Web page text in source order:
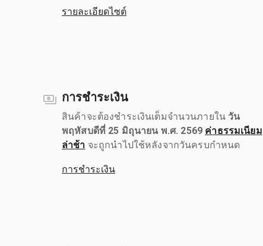
รายละเอียดไซต์
การชำระเงิน
สินค้าจะต้องชำระเงินเต็มจำนวนภายใน วัน
พฤหัสบดีที่ 25 มิถุนายน พ.ศ. 2569 ค่าธรรมเนียม
ล่าช้า จะถูกนำไปใช้หลังจากวันครบกำหนด
การชำระเงิน